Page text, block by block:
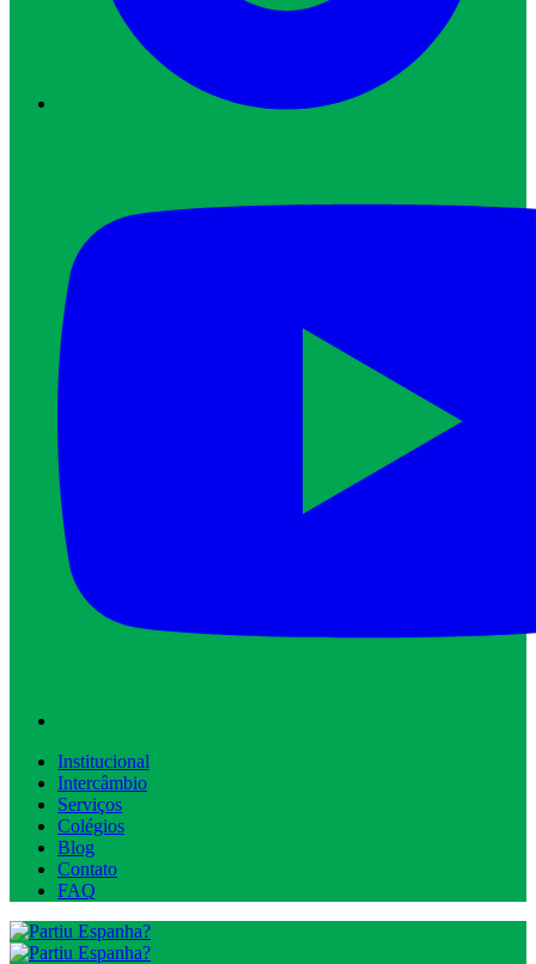
Institucional
Intercâmbio
Serviços
Colégios
Blog
Contato
FAQ